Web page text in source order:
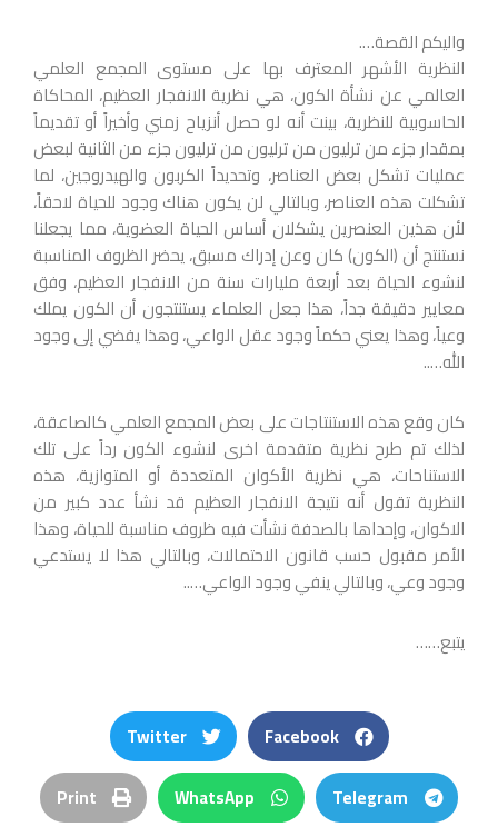
واليكم القصة….
النظرية الأشهر المعترف بها على مستوى المجمع العلمي
العالمي عن نشأة الكون، هي نظرية الانفجار العظيم، المحاكاة
الحاسوبية للنظرية، بينت أنه لو حصل أنزياح زمني وأخيراً أو تقديماً
بمقدار جزء من ترليون من ترليون من ترليون جزء من الثانية لبعض
عمليات تشكل بعض العناصر، وتحديداً الكربون والهيدروجين، لما
تشكلت هذه العناصر، وبالتالي لن يكون هناك وجود للحياة لاحقاً،
لأن هذين العنصرين يشكلان أساس الحياة العضوية، مما يجعلنا
نستنتج أن (الكون) كان وعن إدراك مسبق، يحضر الظروف المناسبة
لنشوء الحياة بعد أربعة مليارات سنة من الانفجار العظيم، وفق
معايير دقيقة جداً، هذا جعل العلماء يستنتجون أن الكون يملك
وعياً، وهذا يعني حكماً وجود عقل الواعي، وهذا يفضي إلى وجود
الله…..
كان وقع هذه الاستنتاجات على بعض المجمع العلمي كالصاعقة،
لذلك تم طرح نظرية متقدمة اخرى لنشوء الكون رداً على تلك
الاستناحات، هي نظرية الأكوان المتعددة أو المتوازية، هذه
النظرية تقول أنه نتيجة الانفجار العظيم قد نشأ عدد كبير من
الاكوان، وإحداها بالصدفة نشأت فيه ظروف مناسبة للحياة، وهذا
الأمر مقبول حسب قانون الاحتمالات، وبالتالي هذا لا يستدعي
وجود وعي، وبالتالي ينفي وجود الواعي…..
يتبع……
Facebook
Twitter
Telegram
WhatsApp
Print